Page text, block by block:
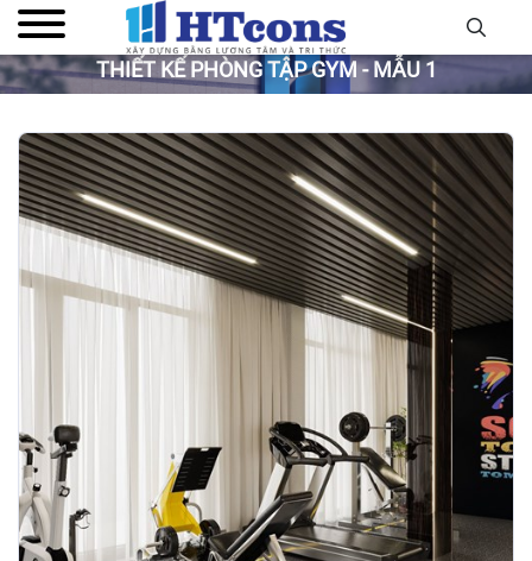
THIẾT KẾ PHÒNG TẬP GYM - MẪU 1